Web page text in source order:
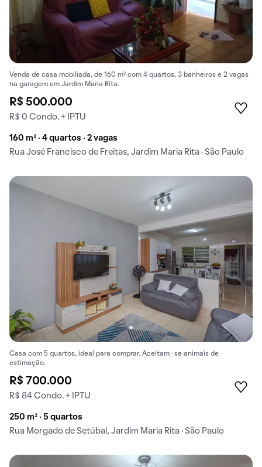
Venda de casa mobiliada, de 160 m² com 4 quartos, 3 banheiros e 2 vagas
na garagem em Jardim Maria Rita.
R$ 500.000
R$ 0 Condo. + IPTU
160 m² · 4 quartos · 2 vagas
Rua José Francisco de Freitas, Jardim Maria Rita · São Paulo
Casa com 5 quartos, ideal para comprar. Aceitam-se animais de
estimação.
R$ 700.000
R$ 84 Condo. + IPTU
250 m² · 5 quartos
Rua Morgado de Setúbal, Jardim Maria Rita · São Paulo